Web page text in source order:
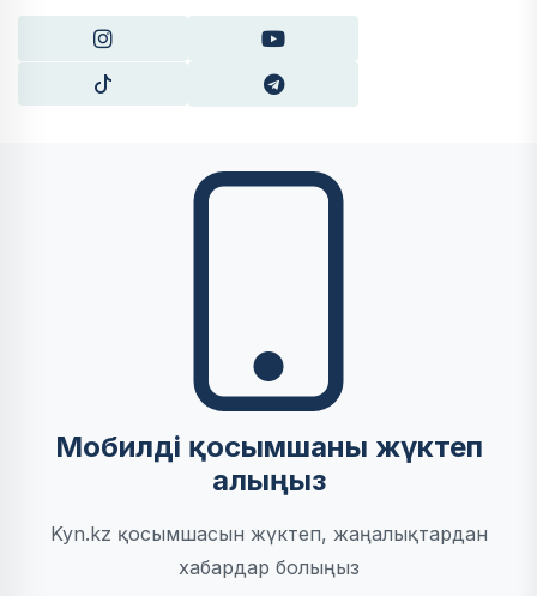
Мобилді қосымшаны жүктеп
алыңыз
Kyn.kz қосымшасын жүктеп, жаңалықтардан
хабардар болыңыз